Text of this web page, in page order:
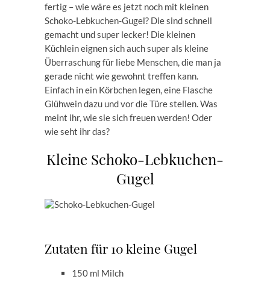
fertig – wie wäre es jetzt noch mit kleinen
Schoko-Lebkuchen-Gugel? Die sind schnell
gemacht und super lecker! Die kleinen
Küchlein eignen sich auch super als kleine
Überraschung für liebe Menschen, die man ja
gerade nicht wie gewohnt treffen kann.
Einfach in ein Körbchen legen, eine Flasche
Glühwein dazu und vor die Türe stellen. Was
meint ihr, wie sie sich freuen werden! Oder
wie seht ihr das?
Kleine Schoko-Lebkuchen-
Gugel
Zutaten für 10 kleine Gugel
150 ml Milch